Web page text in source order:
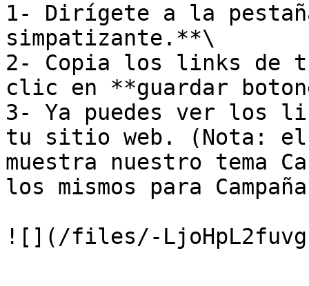
1- Dirígete a la
simpatizante.**\
2- Copia los links de
clic en **guardar
3- Ya puedes ver los
tu sitio web. (Nota: el
muestra nuestro tema
los mismos para